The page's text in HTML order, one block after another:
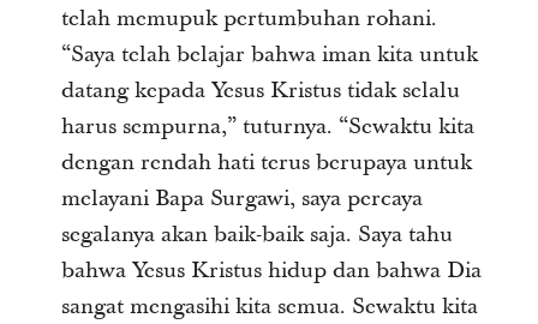
telah memupuk pertumbuhan rohani.
“Saya telah belajar bahwa iman kita untuk
datang kepada Yesus Kristus tidak selalu
harus sempurna,” tuturnya. “Sewaktu kita
dengan rendah hati terus berupaya untuk
melayani Bapa Surgawi, saya percaya
segalanya akan baik-baik saja. Saya tahu
bahwa Yesus Kristus hidup dan bahwa Dia
sangat mengasihi kita semua. Sewaktu kita